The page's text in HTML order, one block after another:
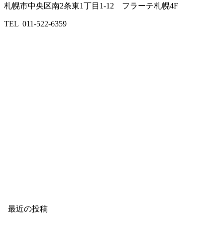
札幌市中央区南2条東1丁目1-12 フラーテ札幌4F
TEL 011-522-6359
最近の投稿